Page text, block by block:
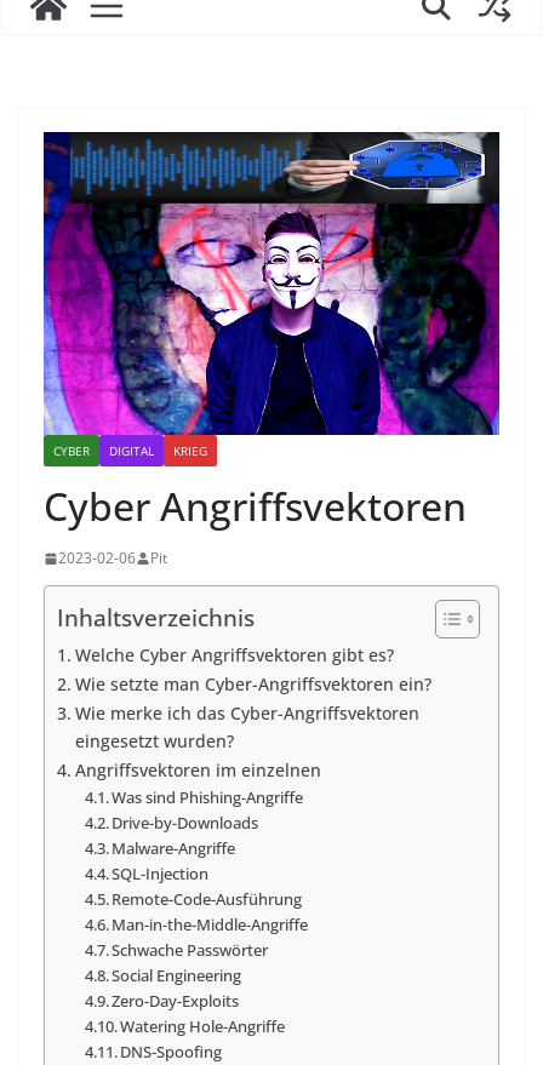
CYBER DIGITAL KRIEG
Cyber Angriffsvektoren
2023-02-06 Pit
Inhaltsverzeichnis
Welche Cyber Angriffsvektoren gibt es?
Wie setzte man Cyber-Angriffsvektoren ein?
Wie merke ich das Cyber-Angriffsvektoren
eingesetzt wurden?
Angriffsvektoren im einzelnen
Was sind Phishing-Angriffe
Drive-by-Downloads
Malware-Angriffe
SQL-Injection
Remote-Code-Ausführung
Man-in-the-Middle-Angriffe
Schwache Passwörter
Social Engineering
Zero-Day-Exploits
Watering Hole-Angriffe
DNS-Spoofing